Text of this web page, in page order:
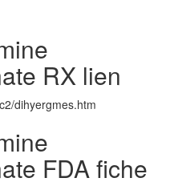
RX lien
dihyergmes.htm
FDA fiche